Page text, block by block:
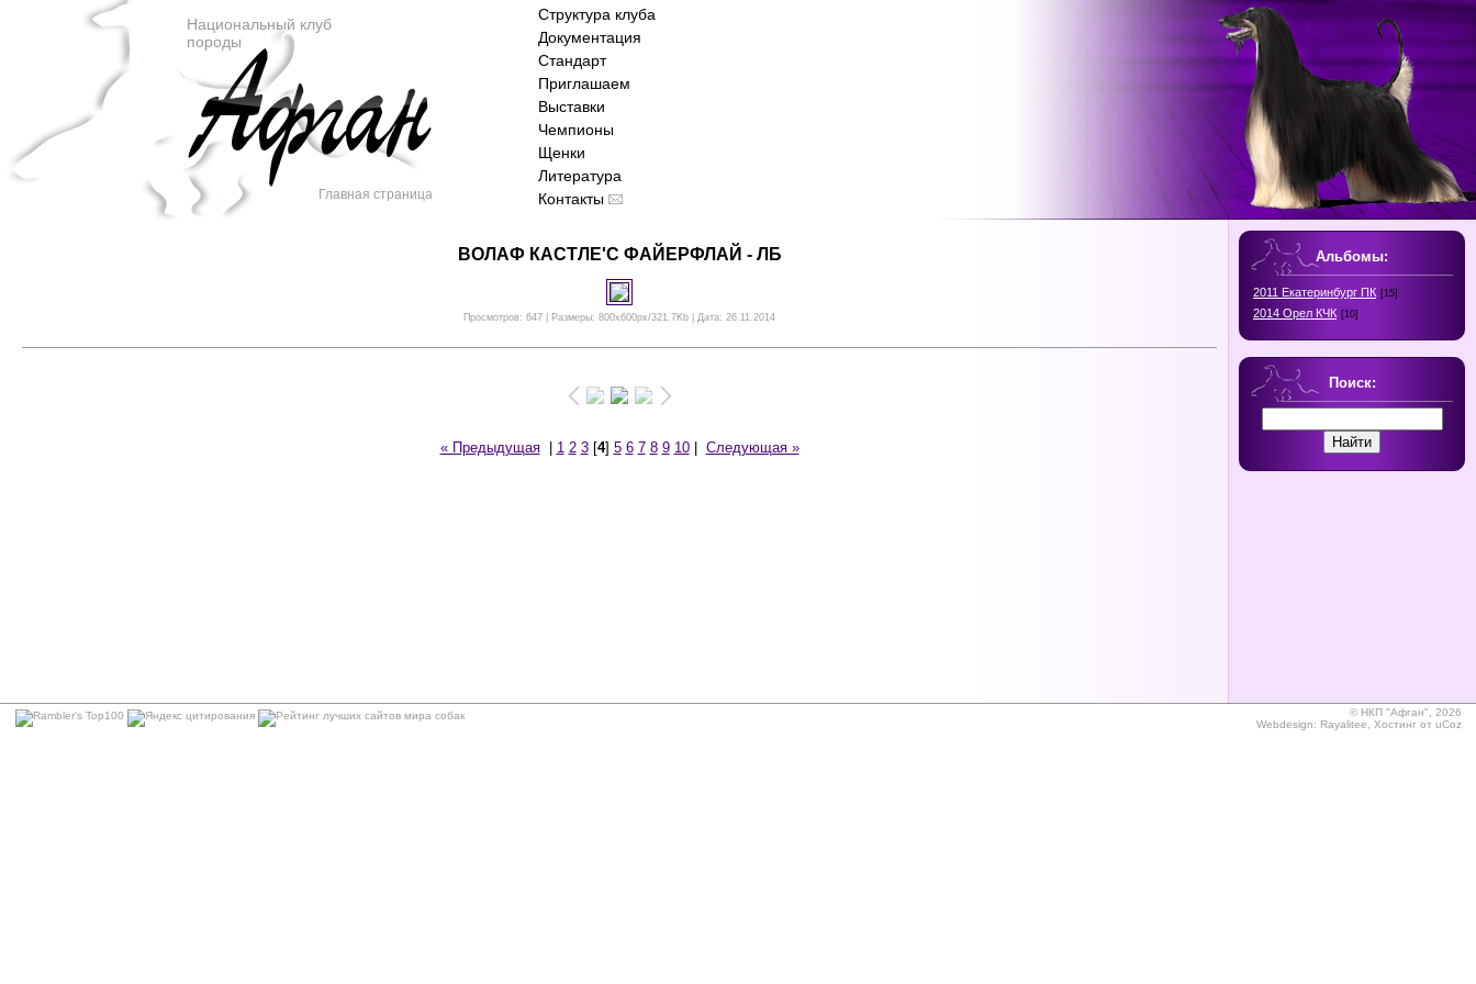
Национальный клуб
породы
Главная страница
Структура клуба
Документация
Стандарт
Приглашаем
Выставки
Чемпионы
Щенки
Литература
Контакты
ВОЛАФ КАСТЛЕ'С ФАЙЕРФЛАЙ - ЛБ
Просмотров: 647 | Размеры: 800x600px/321.7Kb | Дата: 26.11.2014
« Предыдущая| 1 2 3[4] 5 6 7 8 9 10| Следующая »
Альбомы:
2011 Екатеринбург ПК [15]
2014 Орел КЧК [10]
Поиск:
©НКП "Афган", 2026
Webdesign: Rayalitee Хостинг от uCoz